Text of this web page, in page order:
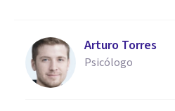
Arturo Torres
Psicólogo